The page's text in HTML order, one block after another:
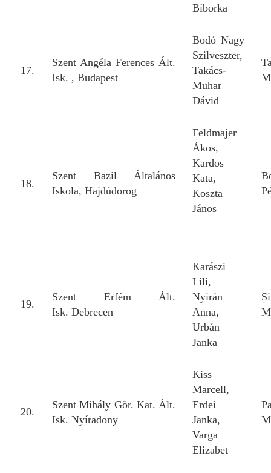
Bíborka
17.
Szent Angéla Ferences Ált.
Isk. , Budapest
Bodó Nagy
Szilveszter,
Takács-
Muhar
Dávid
18.
Szent Bazil Általános
Iskola, Hajdúdorog
Feldmajer
Ákos,
Kardos
Kata,
Koszta
János
19.
Szent Erfém Ált.
Isk. Debrecen
Karászi
Lili,
Nyirán
Anna,
Urbán
Janka
20.
Szent Mihály Gör. Kat. Ált.
Isk. Nyíradony
Kiss
Marcell,
Erdei
Janka,
Varga
Elizabet